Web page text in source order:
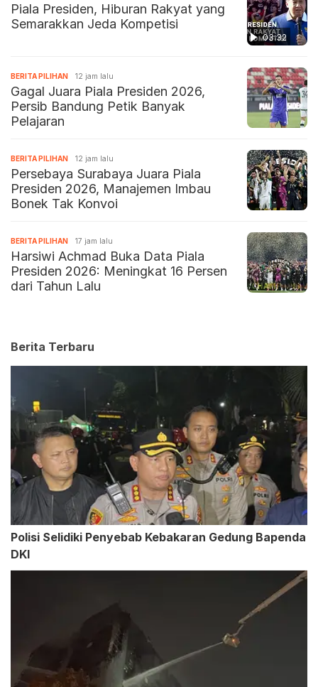
03:32
Piala Presiden, Hiburan Rakyat yang
Semarakkan Jeda Kompetisi
BERITA PILIHAN 12 jam lalu
Gagal Juara Piala Presiden 2026,
Persib Bandung Petik Banyak
Pelajaran
BERITA PILIHAN 12 jam lalu
Persebaya Surabaya Juara Piala
Presiden 2026, Manajemen Imbau
Bonek Tak Konvoi
BERITA PILIHAN 17 jam lalu
Harsiwi Achmad Buka Data Piala
Presiden 2026: Meningkat 16 Persen
dari Tahun Lalu
Berita Terbaru
Polisi Selidiki Penyebab Kebakaran Gedung Bapenda
DKI